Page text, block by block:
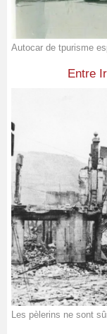
Autocar de tpurisme
Entre
Les pèlerins ne sont